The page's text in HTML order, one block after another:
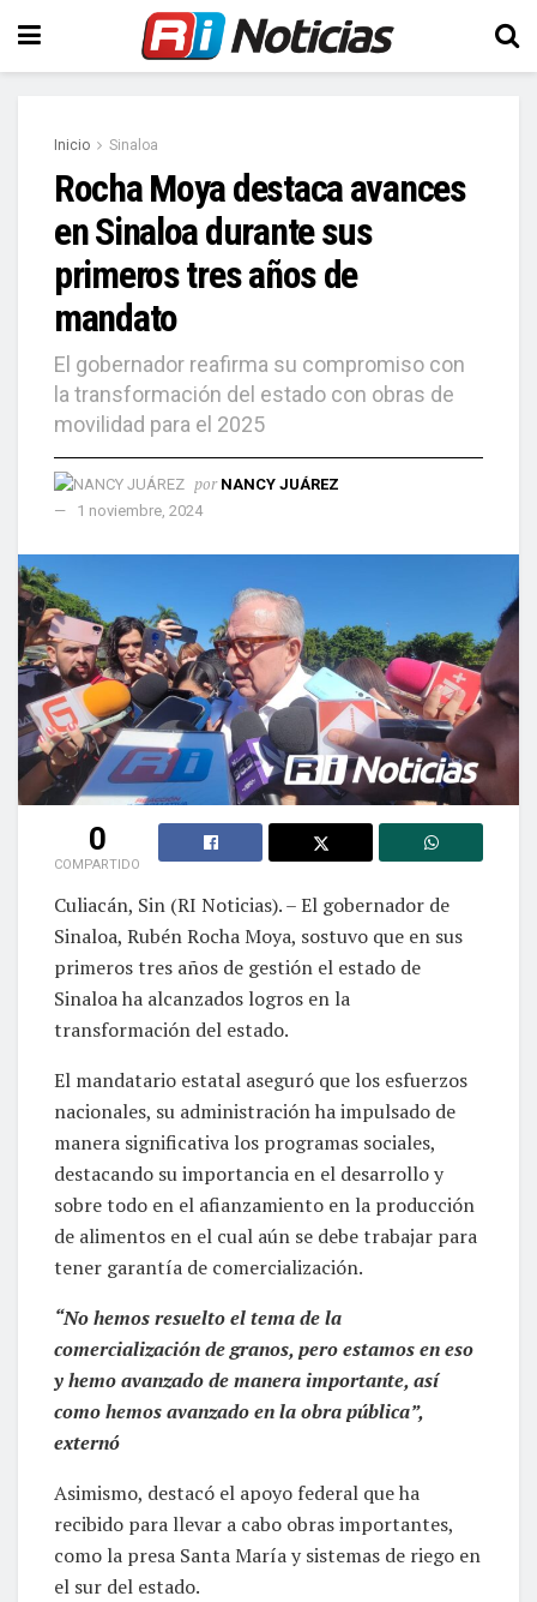
Inicio Sinaloa
Rocha Moya destaca avances
en Sinaloa durante sus
primeros tres años de
mandato
El gobernador reafirma su compromiso con
la transformación del estado con obras de
movilidad para el 2025
por NANCY JUÁREZ
1 noviembre, 2024
0
COMPARTIDO
Culiacán, Sin (RI Noticias). – El gobernador de
Sinaloa, Rubén Rocha Moya, sostuvo que en sus
primeros tres años de gestión el estado de
Sinaloa ha alcanzados logros en la
transformación del estado.
El mandatario estatal aseguró que los esfuerzos
nacionales, su administración ha impulsado de
manera significativa los programas sociales,
destacando su importancia en el desarrollo y
sobre todo en el afianzamiento en la producción
de alimentos en el cual aún se debe trabajar para
tener garantía de comercialización.
“No hemos resuelto el tema de la
comercialización de granos, pero estamos en eso
y hemo avanzado de manera importante, así
como hemos avanzado en la obra pública”,
externó
Asimismo, destacó el apoyo federal que ha
recibido para llevar a cabo obras importantes,
como la presa Santa María y sistemas de riego en
el sur del estado.